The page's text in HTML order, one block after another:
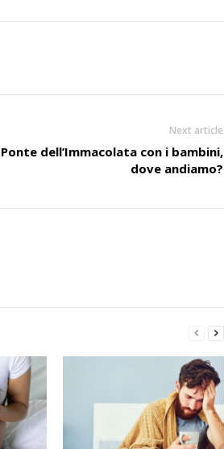
Next article
Ponte dell’Immacolata con i bambini,
dove andiamo?